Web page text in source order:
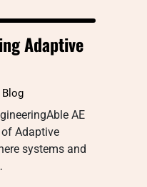
Adaptive
Blog
AE
Adaptive
systems and